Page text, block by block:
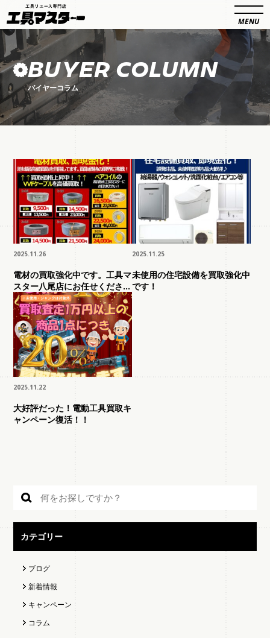
BUYER COLUMN
バイヤーコラム
2025.11.26
電材の買取強化中です。工具マ
スター八尾店にお任せくださ
い。
2025.11.25
未使用の住宅設備を買取強化中
です！
2025.11.22
大好評だった！電動工具買取キ
ャンペーン復活！！
カテゴリー
ブログ
新着情報
キャンペーン
コラム